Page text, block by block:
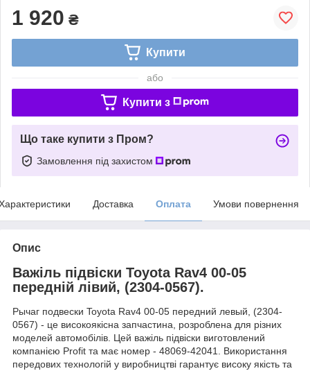
1 920 ₴
Купити
або
Купити з
Що таке купити з Пром?
Замовлення під захистом
Доставка Оплата Умови повернення
Опис
Важіль підвіски Toyota Rav4 00-05
передній лівий, (2304-0567).
Рычаг подвески Toyota Rav4 00-05 передний левый, (2304-
0567) - це високоякісна запчастина, розроблена для різних
моделей автомобілів. Цей важіль підвіски виготовлений
компанією Profit та має номер - 48069-42041. Використання
передових технологій у виробництві гарантує високу якість та